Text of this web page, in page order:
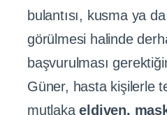
bulantısı, kusma ya
görülmesi halinde
başvurulması
Güner, hasta kişilerle
mutlakaeldiven,